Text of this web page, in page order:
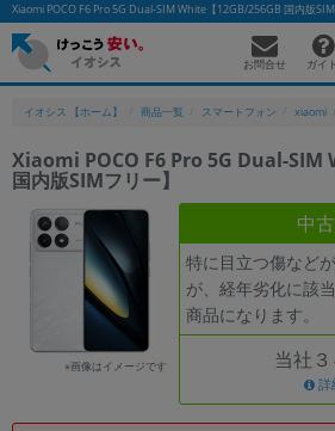
Xiaomi POCO F6 Pro 5G Dual-SIM White【12GB/256GB 国内版
お問合せ ガイド
イオシス 【ホーム】 商品一覧 スマートフォン xiaomi
Xiaomi POCO F6 Pro 5G Dual-SIM
国内版SIMフリー】
※画像はイメージです
中
特に目立つ傷など
が、経年劣化に該
商品になります。
当社
詳
かんたんパソコン検索に切り替
フリーワード
除外ワード
人気の検索ワード： Let's note